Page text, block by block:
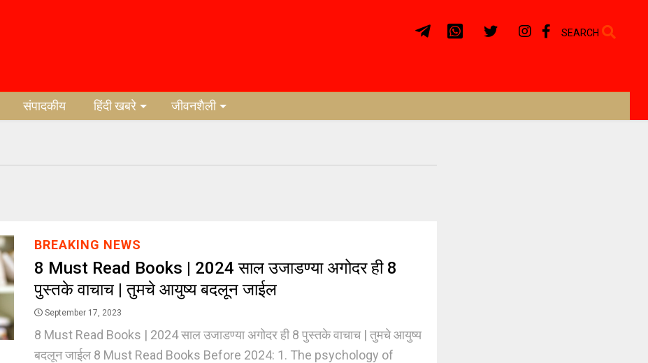
SEARCH
संपादकीय हिंदी खबरे जीवनशैली
BREAKING NEWS
8 Must Read Books | 2024 साल उजाडण्या अगोदर ही 8
पुस्तके वाचाच | तुमचे आयुष्य बदलून जाईल
September 17, 2023
8 Must Read Books | 2024 साल उजाडण्या अगोदर ही 8 पुस्तके वाचाच | तुमचे आयुष्य
बदलून जाईल 8 Must Read Books Before 2024: 1. The psychology of